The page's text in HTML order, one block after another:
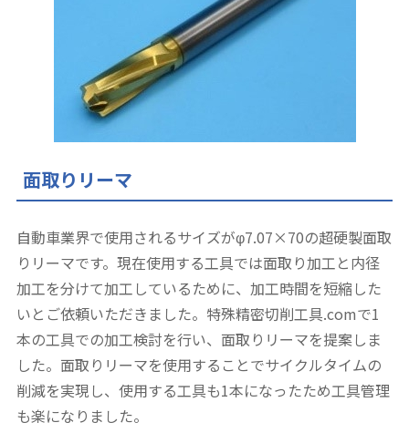
面取りリーマ
自動車業界で使用されるサイズがφ7.07×70の超硬製面取
りリーマです。現在使用する工具では面取り加工と内径
加工を分けて加工しているために、加工時間を短縮した
いとご依頼いただきました。特殊精密切削工具.comで1
本の工具での加工検討を行い、面取りリーマを提案しま
した。面取りリーマを使用することでサイクルタイムの
削減を実現し、使用する工具も1本になったため工具管理
も楽になりました。